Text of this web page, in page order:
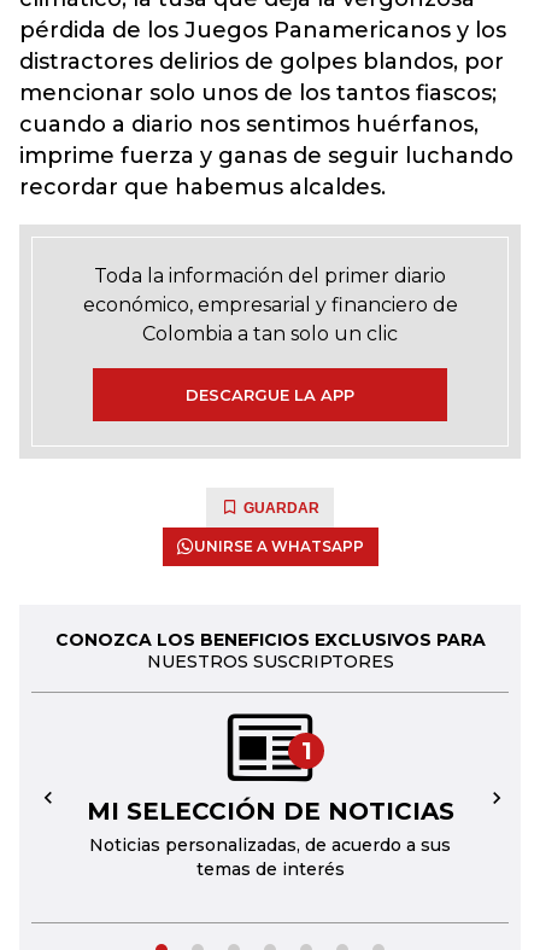
pérdida de los Juegos Panamericanos y los
distractores delirios de golpes blandos, por
mencionar solo unos de los tantos fiascos;
cuando a diario nos sentimos huérfanos,
imprime fuerza y ganas de seguir luchando
recordar que habemus alcaldes.
Toda la información del primer diario
económico, empresarial y financiero de
Colombia a tan solo un clic
DESCARGUE LA APP
GUARDAR
UNIRSE A WHATSAPP
CONOZCA LOS BENEFICIOS EXCLUSIVOS PARA
NUESTROS SUSCRIPTORES
1
MI SELECCIÓN DE NOTICIAS
Noticias personalizadas, de acuerdo a sus
temas de interés
← →